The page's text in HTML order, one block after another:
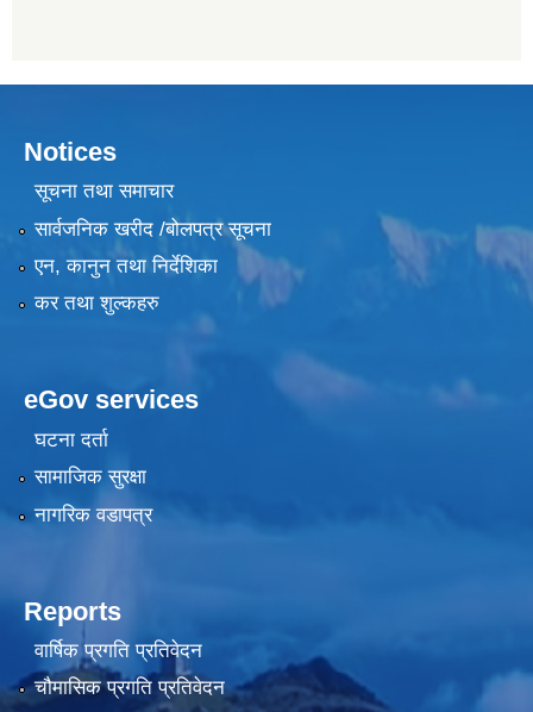
Notices
सूचना तथा समाचार
सार्वजनिक खरीद /बोलपत्र सूचना
एन, कानुन तथा निर्देशिका
कर तथा शुल्कहरु
eGov services
घटना दर्ता
सामाजिक सुरक्षा
नागरिक वडापत्र
Reports
वार्षिक प्रगति प्रतिवेदन
चौमासिक प्रगति प्रतिवेदन